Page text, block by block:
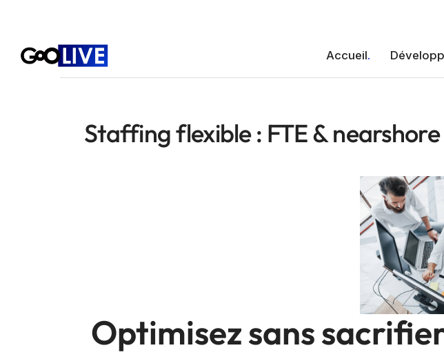
Accueil
Staffing flexible : FTE & nearshore
Optimisez sans